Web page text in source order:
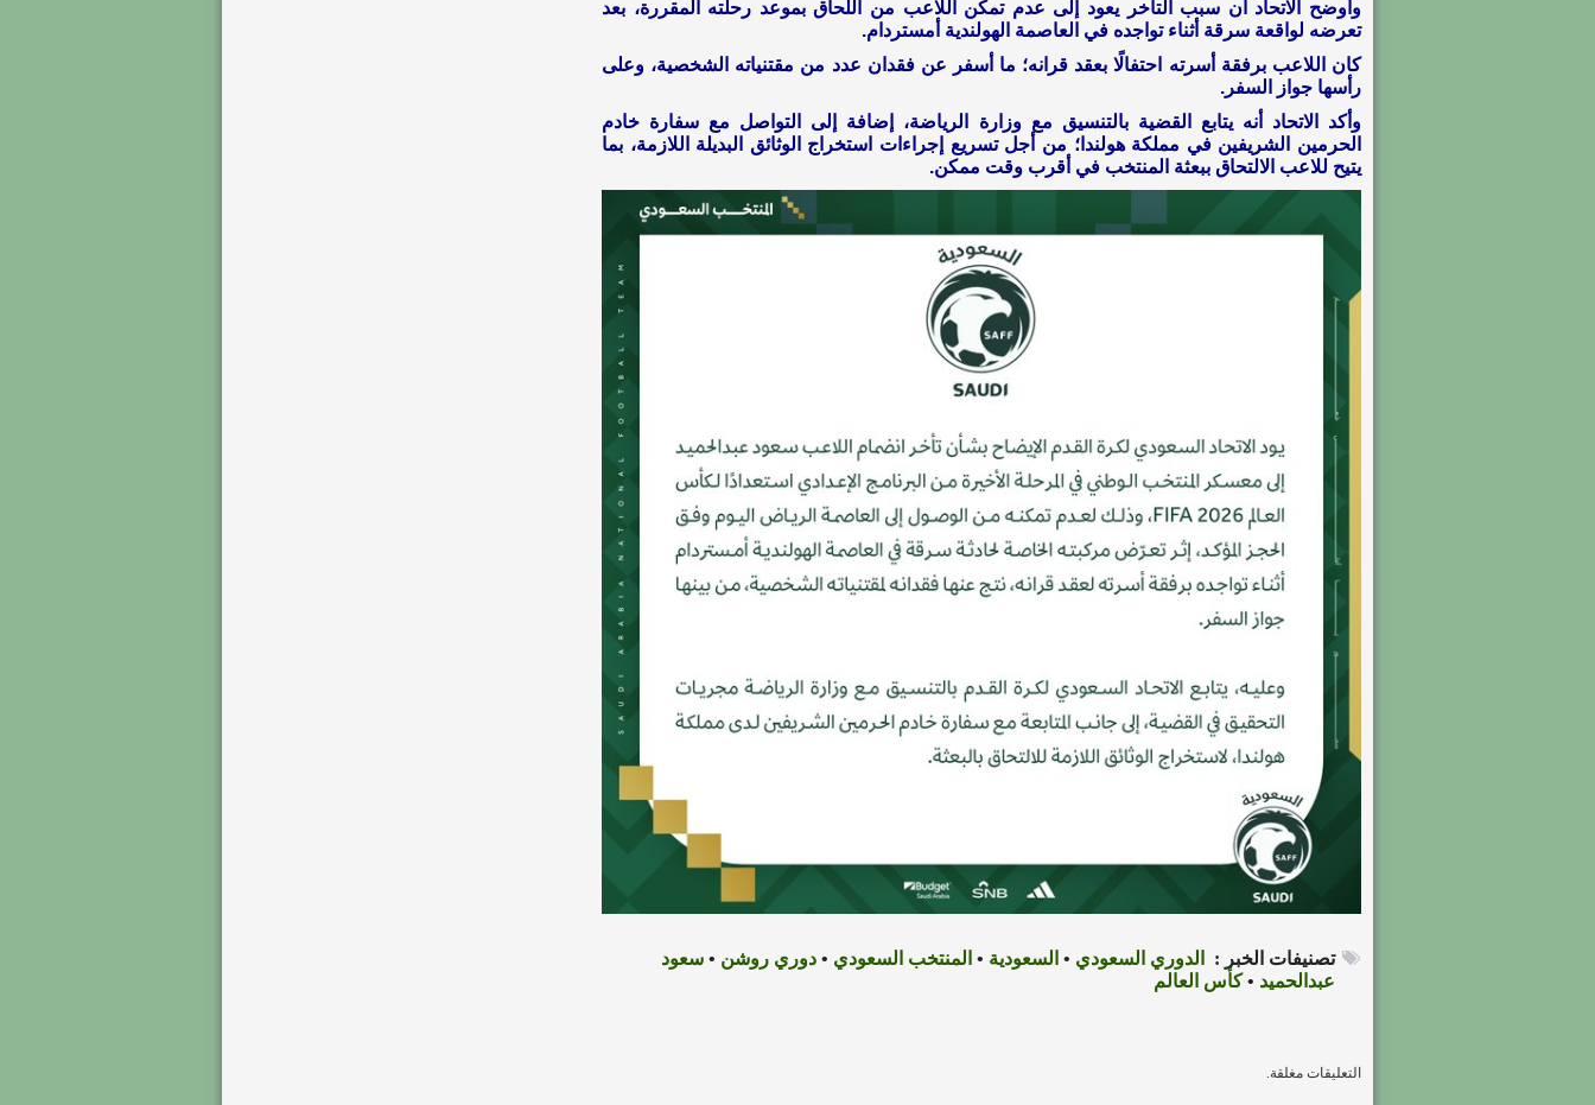
وأوضح الاتحاد أن سبب التأخر يعود إلى عدم تمكن اللاعب من اللحاق بموعد رحلته المقررة، بعد
تعرضه لواقعة سرقة أثناء تواجده في العاصمة الهولندية أمستردام.
كان اللاعب برفقة أسرته احتفالًا بعقد قرانه؛ ما أسفر عن فقدان عدد من مقتنياته الشخصية، وعلى
رأسها جواز السفر.
وأكد الاتحاد أنه يتابع القضية بالتنسيق مع وزارة الرياضة، إضافة إلى التواصل مع سفارة خادم
الحرمين الشريفين في مملكة هولندا؛ من أجل تسريع إجراءات استخراج الوثائق البديلة اللازمة، بما
يتيح للاعب الالتحاق ببعثة المنتخب في أقرب وقت ممكن.
تصنيفات الخبر : الدوري السعودي • السعودية • المنتخب السعودي • دوري روشن • سعود
عبدالحميد •كأس العالم
التعليقات مغلقة.